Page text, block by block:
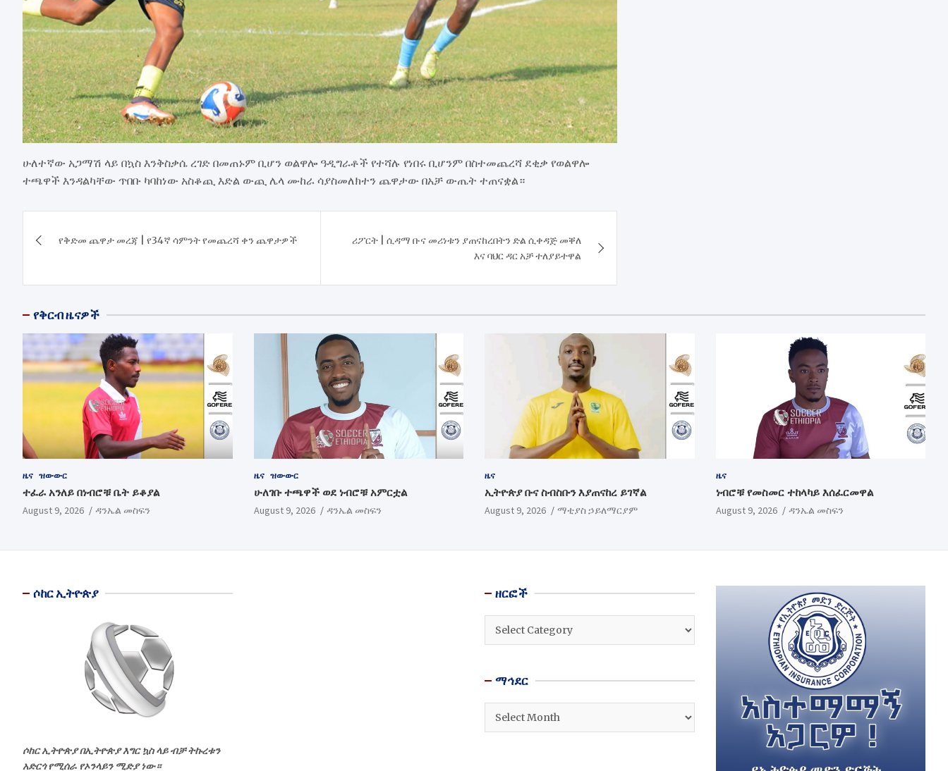
ሁለተኛው አጋማሽ ላይ በኳስ እንቅስቃሴ ረገድ በመጠኑም ቢሆን ወልዋሎ ዓዲግራቶች የተሻሉ የነበሩ ቢሆንም በስተመጨረሻ ደቂቃ የወልዋሎ
ተጫዋች እንዳልካቸው ጥበቡ ካባከነው አስቆጪ እድል ውጪ ሌላ ሙከራ ሳያስመለክተን ጨዋታው በአቻ ውጤት ተጠናቋል።
navigation
የቅድመ ጨዋታ መረጃ | የ34ኛ ሳምንት የመጨረሻ ቀን ጨዋታዎች
ሪፖርት | ሲዳማ ቡና መሪነቱን ያጠናከረበትን ድል ሲቀዳጅ መቐለ
እና ባህር ዳር አቻ ተለያይተዋል
የቅርብ ዜናዎች
ዜና ዝውውር
ተፈራ አንለይ በነብሮቹ ቤት ይቆያል
August 9, 2026 ዳንኤል መስፍን
ዜና ዝውውር
ሁለገቡ ተጫዋች ወደ ነብሮቹ አምርቷል
August 9, 2026 ዳንኤል መስፍን
ዜና
ኢትዮጵያ ቡና ስብስቡን እያጠናከረ ይገኛል
August 9, 2026 ማቲያስ ኃይለማርያም
ዜና
ነብሮቹ የመስመር ተከላካይ እሰፈርመዋል
August 9, 2026 ዳንኤል መስፍን
ሶከር ኢትዮጵያ
ሶከር ኢትዮጵያ በኢትዮጵያ እግር ኳስ ላይ ብቻ ትኩረቱን
አድርጎ የሚሰራ የኦንላይን ሚድያ ነው።
ዘርፎች
ዘርፎች
ማኅደር
ማኅደር